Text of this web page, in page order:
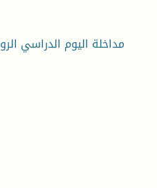
مداخلة اليوم الدراسي